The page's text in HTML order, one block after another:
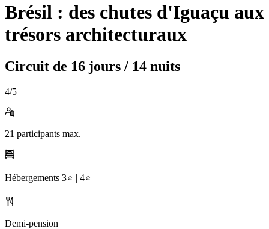
Brésil : des chutes d'Iguaçu aux
trésors architecturaux
Circuit de 16 jours / 14 nuits
4/5
21 participants max.
Hébergements 3⭐️ | 4⭐️
Demi-pension